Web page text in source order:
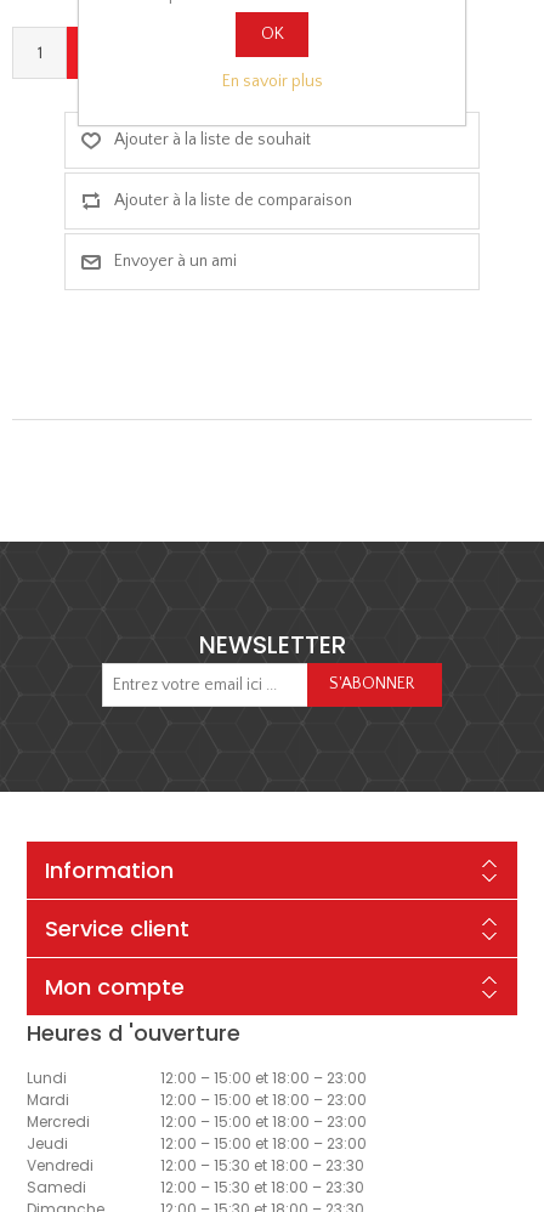
NEWSLETTER
Information
Service client
Mon compte
Heures d 'ouverture
Lundi
12:00 – 15:00 et 18:00 – 23:00
Mardi
12:00 – 15:00 et 18:00 – 23:00
Mercredi
12:00 – 15:00 et 18:00 – 23:00
Jeudi
12:00 – 15:00 et 18:00 – 23:00
Vendredi
12:00 – 15:30 et 18:00 – 23:30
Samedi
12:00 – 15:30 et 18:00 – 23:30
OK
En savoir plus